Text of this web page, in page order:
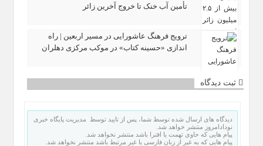
تأمین آب خنک تا خروج آخرین زائر
ترویج فرهنگ عاشورایی در مسیر اربعین | راه‌
اندازی «حسینه کتاب» در موکب مرکزی دهلران
ثبت دیدگاه
دیدگاه های ارسال شده توسط شما، پس از تایید توسط مدیریت پایگاه خبری
نودادامروز منتشر خواهد شد.
پیام هایی که حاوی تهمت یا افترا باشد منتشر نخواهد شد.
پیام هایی که به غیر از زبان فارسی یا غیر مرتبط باشد منتشر نخواهد شد.